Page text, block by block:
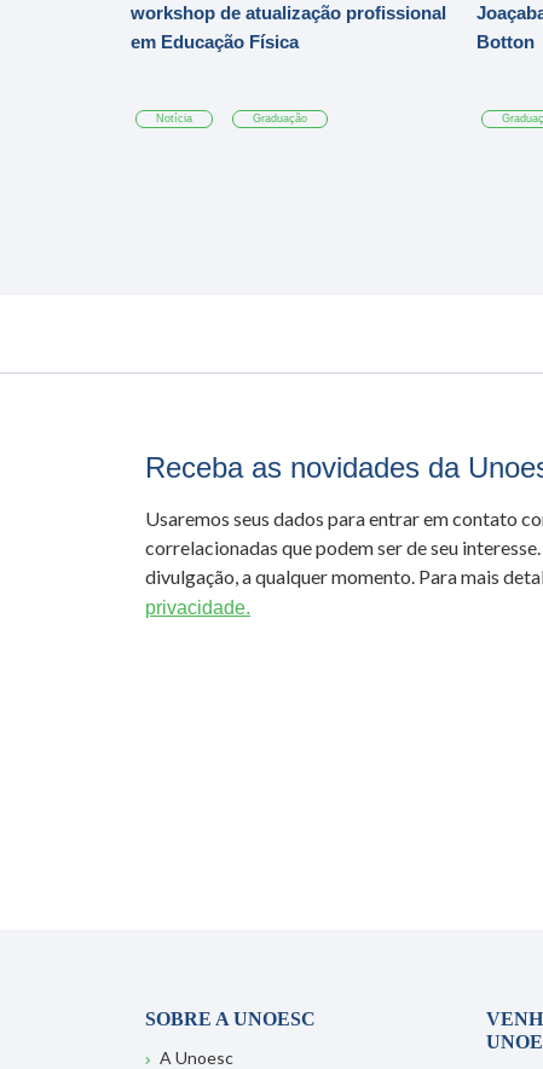
workshop de atualização profissional
em Educação Física
Notícia Graduação
Botton
Receba as novidades da
Usaremos seus dados para entrar em contato
correlacionadas que podem ser de seu
divulgação, a qualquer momento. Para mais
privacidade.
SOBRE A UNOESC
A Unoesc